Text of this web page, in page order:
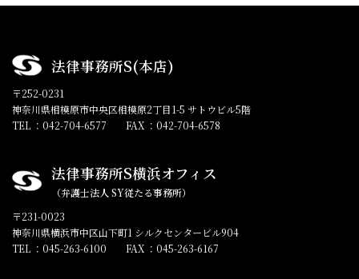
法律事務所S(本店)
〒252-0231
神奈川県相模原市中央区相模原2丁目1-5 サトウビル5階
TEL ：042-704-6577 FAX ：042-704-6578
法律事務所S横浜オフィス
（弁護士法人 SY従たる事務所）
〒231-0023
神奈川県横浜市中区山下町1 シルクセンタービル904
TEL ：045-263-6100 FAX ：045-263-6167